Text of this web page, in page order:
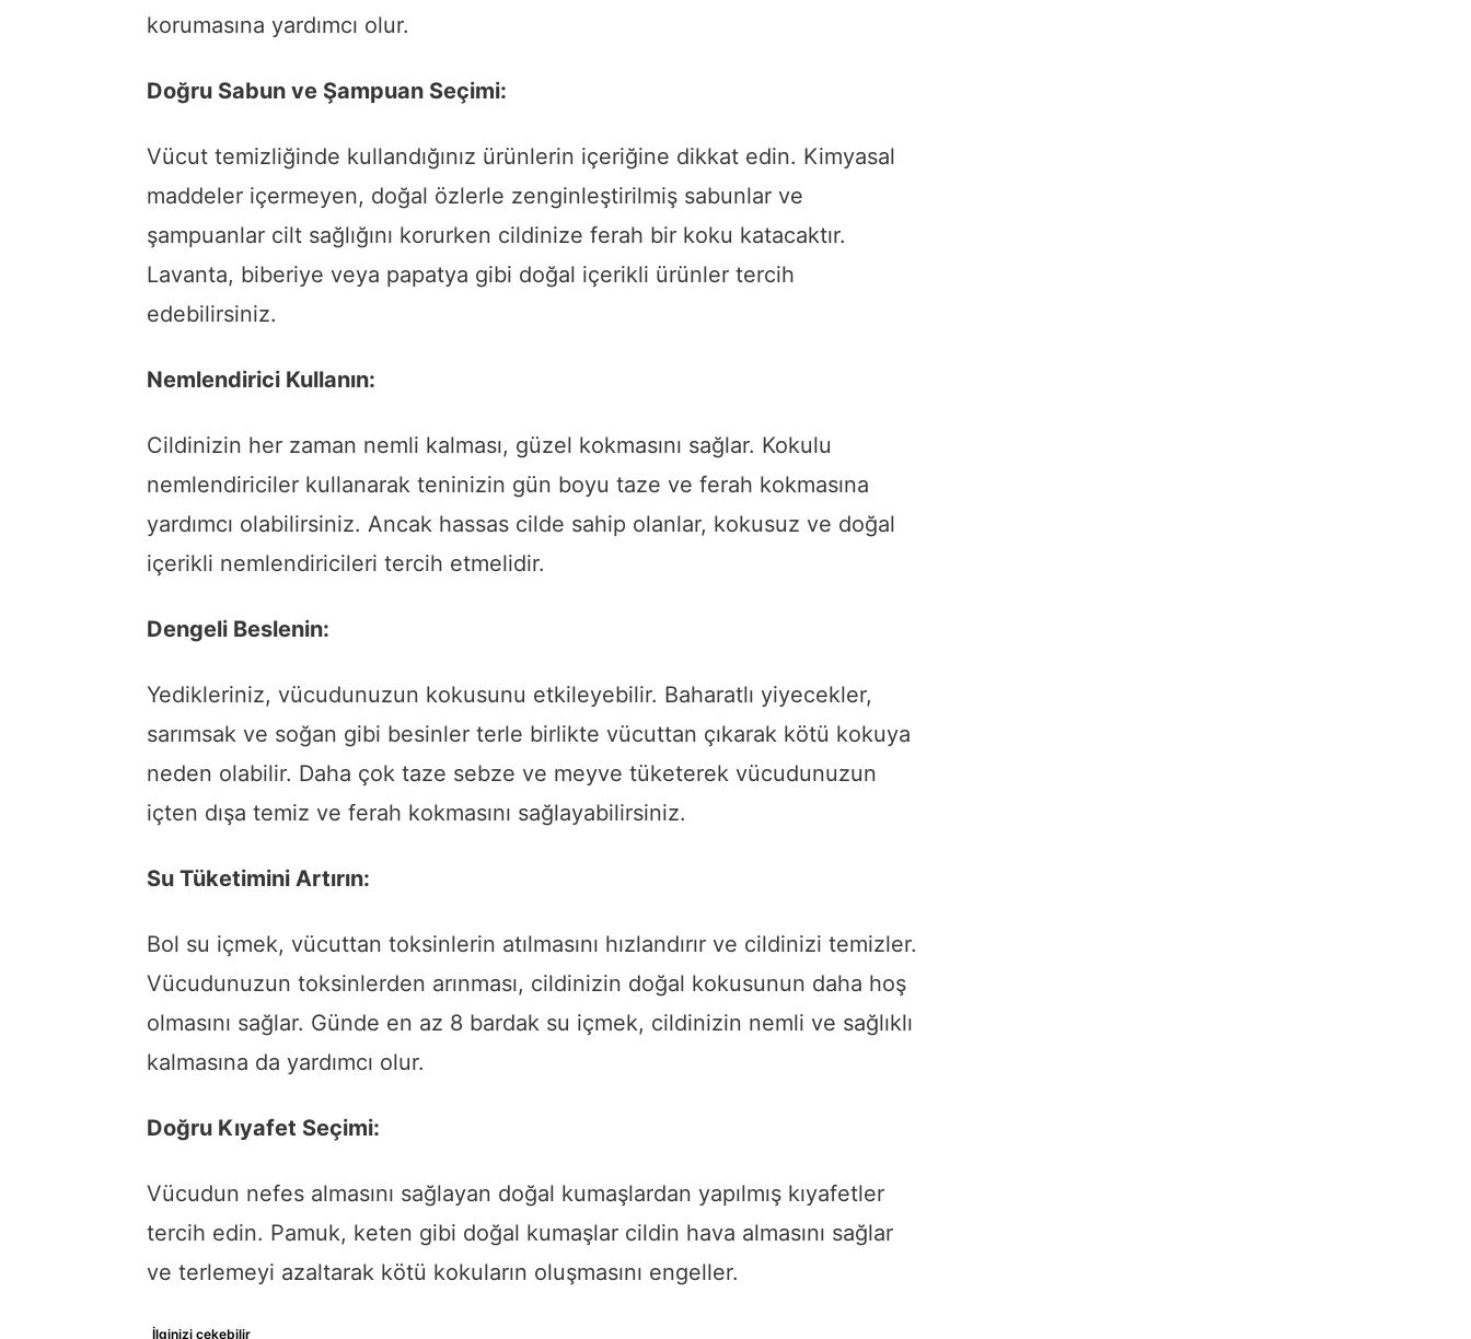
korumasına yardımcı olur.
Doğru Sabun ve Şampuan Seçimi:
Vücut temizliğinde kullandığınız ürünlerin içeriğine dikkat edin. Kimyasal
maddeler içermeyen, doğal özlerle zenginleştirilmiş sabunlar ve
şampuanlar cilt sağlığını korurken cildinize ferah bir koku katacaktır.
Lavanta, biberiye veya papatya gibi doğal içerikli ürünler tercih
edebilirsiniz.
Nemlendirici Kullanın:
Cildinizin her zaman nemli kalması, güzel kokmasını sağlar. Kokulu
nemlendiriciler kullanarak teninizin gün boyu taze ve ferah kokmasına
yardımcı olabilirsiniz. Ancak hassas cilde sahip olanlar, kokusuz ve doğal
içerikli nemlendiricileri tercih etmelidir.
Dengeli Beslenin:
Yedikleriniz, vücudunuzun kokusunu etkileyebilir. Baharatlı yiyecekler,
sarımsak ve soğan gibi besinler terle birlikte vücuttan çıkarak kötü kokuya
neden olabilir. Daha çok taze sebze ve meyve tüketerek vücudunuzun
içten dışa temiz ve ferah kokmasını sağlayabilirsiniz.
Su Tüketimini Artırın:
Bol su içmek, vücuttan toksinlerin atılmasını hızlandırır ve cildinizi temizler.
Vücudunuzun toksinlerden arınması, cildinizin doğal kokusunun daha hoş
olmasını sağlar. Günde en az 8 bardak su içmek, cildinizin nemli ve sağlıklı
kalmasına da yardımcı olur.
Doğru Kıyafet Seçimi:
Vücudun nefes almasını sağlayan doğal kumaşlardan yapılmış kıyafetler
tercih edin. Pamuk, keten gibi doğal kumaşlar cildin hava almasını sağlar
ve terlemeyi azaltarak kötü kokuların oluşmasını engeller.
İlginizi çekebilir